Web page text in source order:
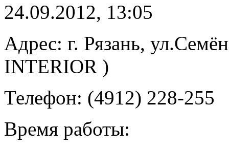
24.09.2012, 13:05
Адрес: г. Рязань,
INTERIOR )
Телефон: (4912) 228-255
Время работы: